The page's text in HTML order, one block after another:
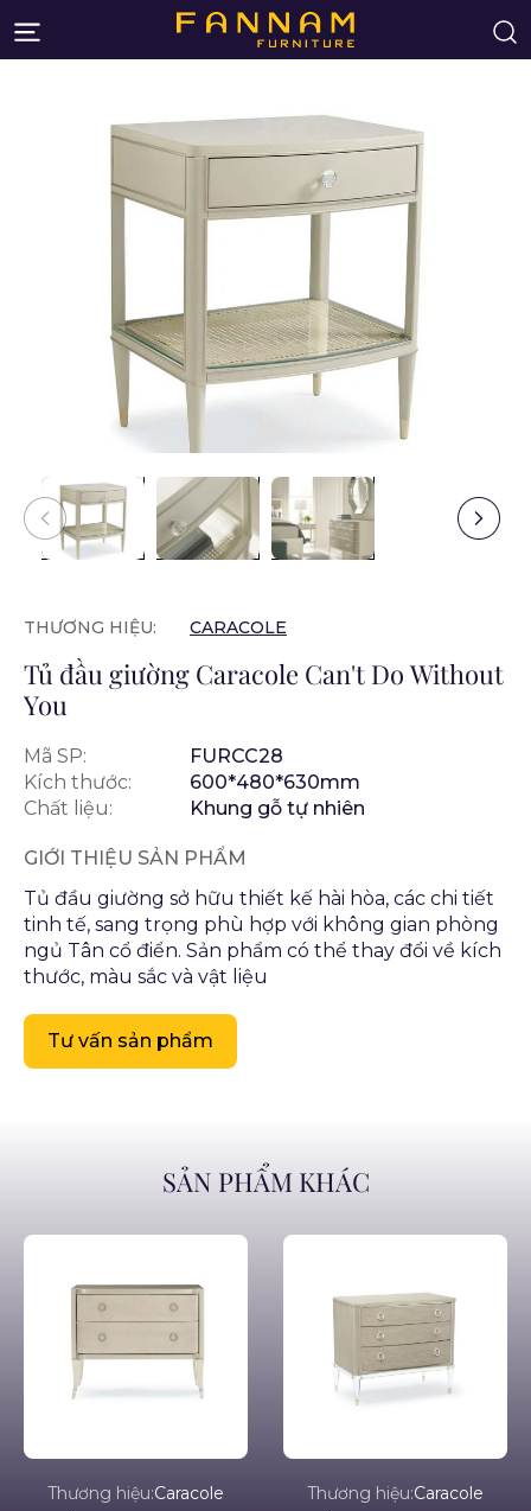
THƯƠNG HIỆU: CARACOLE
Tủ đầu giường Caracole Can't Do Without
You
Mã SP:
FURCC28
Kích thước:
600*480*630mm
Chất liệu:
Khung gỗ tự nhiên
GIỚI THIỆU SẢN PHẨM
Tủ đầu giường sở hữu thiết kế hài hòa, các chi tiết
tinh tế, sang trọng phù hợp với không gian phòng
ngủ Tân cổ điển. Sản phẩm có thể thay đổi về kích
thước, màu sắc và vật liệu
Tư vấn sản phẩm
SẢN PHẨM KHÁC
Thương hiệu:Caracole Thương hiệu:Caracole